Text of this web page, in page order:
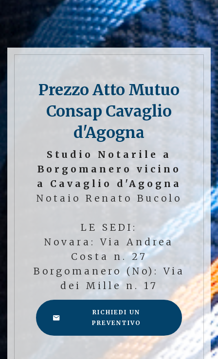
Prezzo Atto Mutuo
Consap Cavaglio
d'Agogna
Studio Notarile a
Borgomanero vicino
a Cavaglio d'Agogna
Notaio Renato Bucolo
LE SEDI:
Novara: Via Andrea
Costa n. 27
Borgomanero (No): Via
dei Mille n. 17
RICHIEDI UN
PREVENTIVO